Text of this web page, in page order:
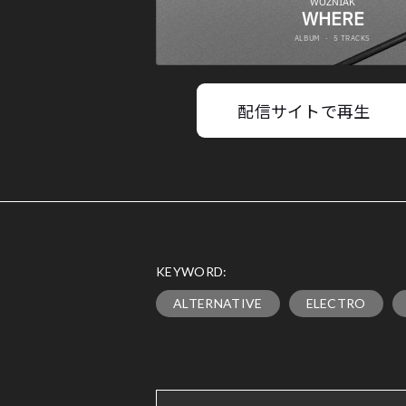
配信サイトで再生
KEYWORD:
ALTERNATIVE ELECTRO